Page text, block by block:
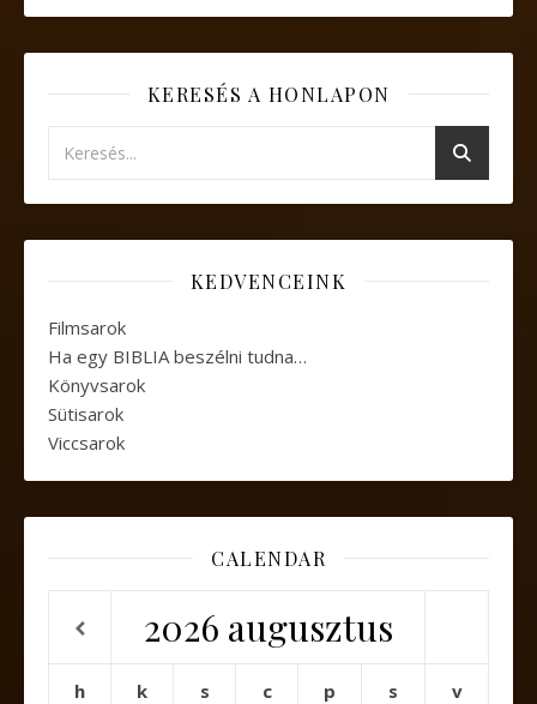
KERESÉS A HONLAPON
KEDVENCEINK
Filmsarok
Ha egy BIBLIA beszélni tudna…
Könyvsarok
Sütisarok
Viccsarok
CALENDAR
2026 augusztus
h k s c p s
v